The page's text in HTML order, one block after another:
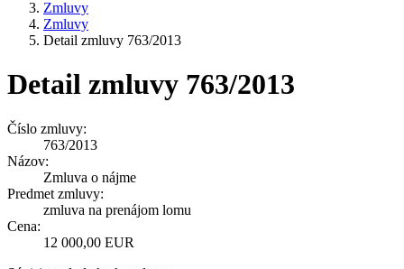
Zmluvy
Zmluvy
Detail zmluvy 763/2013
Detail zmluvy 763/2013
Číslo zmluvy:
763/2013
Názov:
Zmluva o nájme
Predmet zmluvy:
zmluva na prenájom lomu
Cena:
12 000,00 EUR